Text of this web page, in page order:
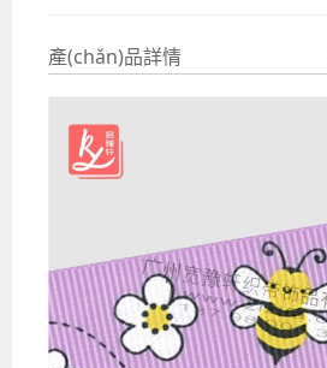
產(chǎn)品詳情